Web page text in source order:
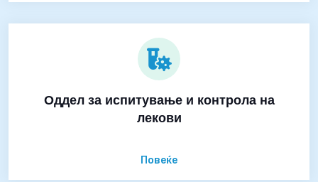
Оддел за испитување и контрола на
лекови
Повеќе